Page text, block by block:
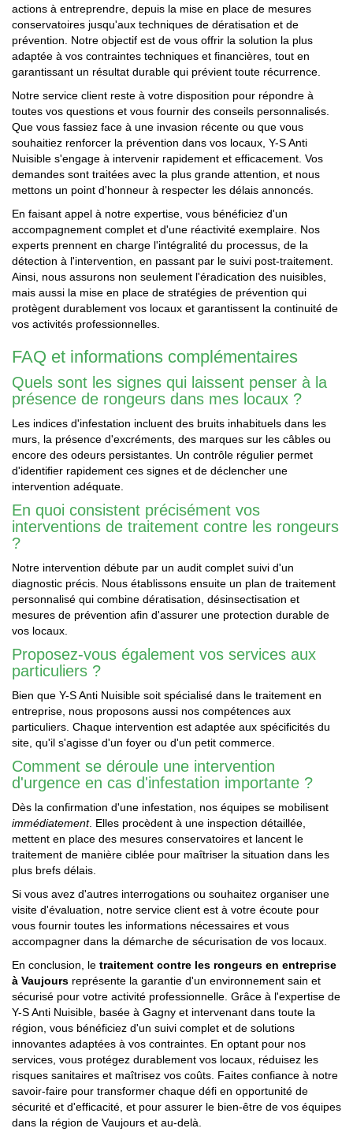
actions à entreprendre, depuis la mise en place de mesures
conservatoires jusqu'aux techniques de dératisation et de
prévention. Notre objectif est de vous offrir la solution la plus
adaptée à vos contraintes techniques et financières, tout en
garantissant un résultat durable qui prévient toute récurrence.
Notre service client reste à votre disposition pour répondre à
toutes vos questions et vous fournir des conseils personnalisés.
Que vous fassiez face à une invasion récente ou que vous
souhaitiez renforcer la prévention dans vos locaux, Y-S Anti
Nuisible s'engage à intervenir rapidement et efficacement. Vos
demandes sont traitées avec la plus grande attention, et nous
mettons un point d'honneur à respecter les délais annoncés.
En faisant appel à notre expertise, vous bénéficiez d'un
accompagnement complet et d'une réactivité exemplaire. Nos
experts prennent en charge l'intégralité du processus, de la
détection à l'intervention, en passant par le suivi post-traitement.
Ainsi, nous assurons non seulement l'éradication des nuisibles,
mais aussi la mise en place de stratégies de prévention qui
protègent durablement vos locaux et garantissent la continuité de
vos activités professionnelles.
FAQ et informations complémentaires
Quels sont les signes qui laissent penser à la
présence de rongeurs dans mes locaux ?
Les indices d'infestation incluent des bruits inhabituels dans les
murs, la présence d'excréments, des marques sur les câbles ou
encore des odeurs persistantes. Un contrôle régulier permet
d'identifier rapidement ces signes et de déclencher une
intervention adéquate.
En quoi consistent précisément vos
interventions de traitement contre les rongeurs
?
Notre intervention débute par un audit complet suivi d'un
diagnostic précis. Nous établissons ensuite un plan de traitement
personnalisé qui combine dératisation, désinsectisation et
mesures de prévention afin d'assurer une protection durable de
vos locaux.
Proposez-vous également vos services aux
particuliers ?
Bien que Y-S Anti Nuisible soit spécialisé dans le traitement en
entreprise, nous proposons aussi nos compétences aux
particuliers. Chaque intervention est adaptée aux spécificités du
site, qu'il s'agisse d'un foyer ou d'un petit commerce.
Comment se déroule une intervention
d'urgence en cas d'infestation importante ?
Dès la confirmation d'une infestation, nos équipes se mobilisent
immédiatement. Elles procèdent à une inspection détaillée,
mettent en place des mesures conservatoires et lancent le
traitement de manière ciblée pour maîtriser la situation dans les
plus brefs délais.
Si vous avez d'autres interrogations ou souhaitez organiser une
visite d'évaluation, notre service client est à votre écoute pour
vous fournir toutes les informations nécessaires et vous
accompagner dans la démarche de sécurisation de vos locaux.
En conclusion, le traitement contre les rongeurs en entreprise
à Vaujours représente la garantie d'un environnement sain et
sécurisé pour votre activité professionnelle. Grâce à l'expertise de
Y-S Anti Nuisible, basée à Gagny et intervenant dans toute la
région, vous bénéficiez d'un suivi complet et de solutions
innovantes adaptées à vos contraintes. En optant pour nos
services, vous protégez durablement vos locaux, réduisez les
risques sanitaires et maîtrisez vos coûts. Faites confiance à notre
savoir-faire pour transformer chaque défi en opportunité de
sécurité et d'efficacité, et pour assurer le bien-être de vos équipes
dans la région de Vaujours et au-delà.